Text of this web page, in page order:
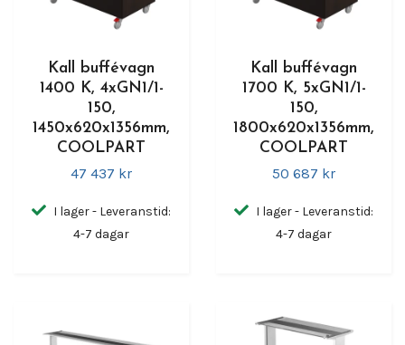
Kall buffévagn
1400 K, 4xGN1/1-
150,
1450x620x1356mm,
COOLPART
47 437 kr
I lager - Leveranstid:
4-7 dagar
Kall buffévagn
1700 K, 5xGN1/1-
150,
1800x620x1356mm,
COOLPART
50 687 kr
I lager - Leveranstid:
4-7 dagar